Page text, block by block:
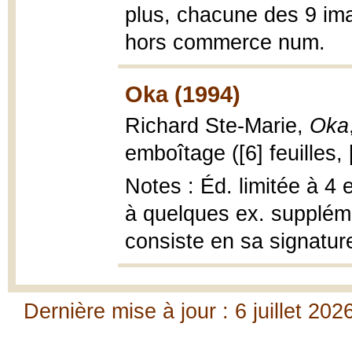
plus, chacune des 9
hors commerce num.
Oka (1994)
Richard Ste-Marie, Oka
emboîtage ([6]
Notes : Éd. limitée à 4
à quelques ex.
consiste en sa
Dernière mise à jour : 6 juillet